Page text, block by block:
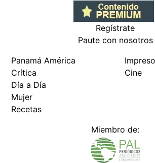
Regístrate
Paute con nosotros
Panamá América
Crítica
Día a Día
Mujer
Recetas
Cine
Miembro de: